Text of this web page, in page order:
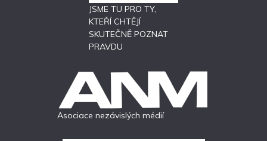
JSME TU PRO TY,
KTEŘÍ CHTĚJÍ
SKUTEČNĚ POZNAT
PRAVDU
Asociace nezávislých médií